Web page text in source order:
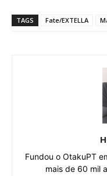
TAGS Fate/EXTELLA
Fundou o OtakuPT
mais de 60 mil